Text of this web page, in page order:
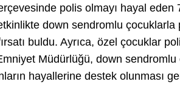
polis olmayı hayal eden
down sendromlu çocuklarla
buldu. Ayrıca, özel çocuklar
Müdürlüğü, down sendromlu
hayallerine destek olunması